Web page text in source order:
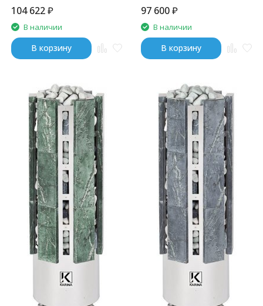
104 622₽
В наличии
В корзину
97 600₽
В наличии
В корзину